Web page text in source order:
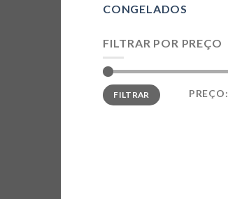
CONGELADOS
FILTRAR POR PREÇO
PREÇO
MÍNIMO
PREÇO
MÁXIMO
FILTRAR PREÇO: